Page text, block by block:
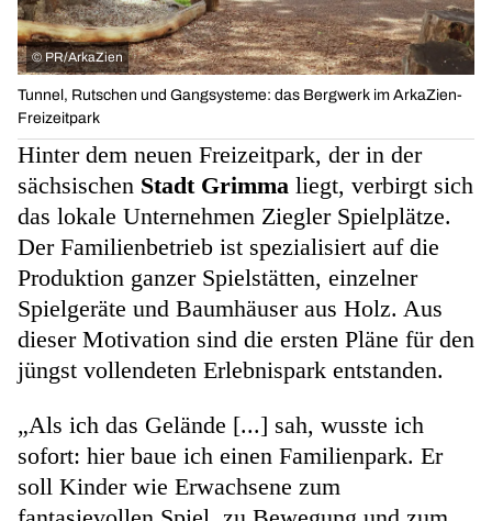
© PR/ArkaZien
Tunnel, Rutschen und Gangsysteme: das Bergwerk im ArkaZien-
Freizeitpark
Hinter dem neuen Freizeitpark, der in der
sächsischen Stadt Grimma liegt, verbirgt sich
das lokale Unternehmen Ziegler Spielplätze.
Der Familienbetrieb ist spezialisiert auf die
Produktion ganzer Spielstätten, einzelner
Spielgeräte und Baumhäuser aus Holz. Aus
dieser Motivation sind die ersten Pläne für den
jüngst vollendeten Erlebnispark entstanden.
„Als ich das Gelände [...] sah, wusste ich
sofort: hier baue ich einen Familienpark. Er
soll Kinder wie Erwachsene zum